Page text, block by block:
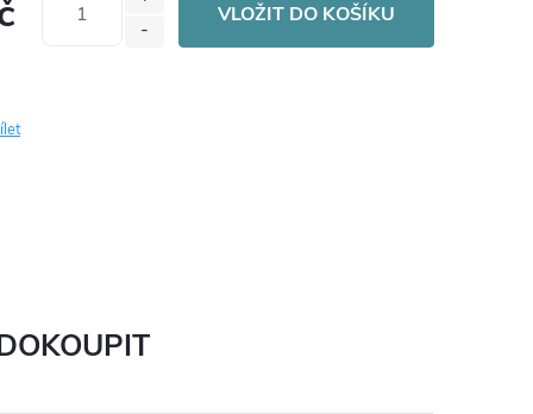
VLOŽIT DO KOŠÍKU